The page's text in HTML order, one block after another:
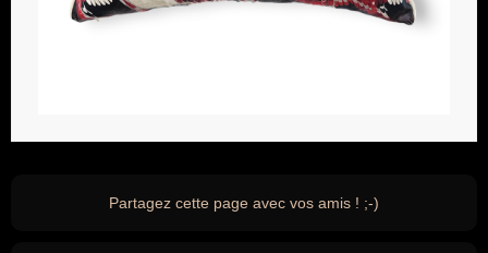
Partagez cette page avec vos amis ! ;-)